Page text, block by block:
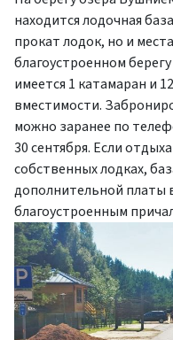
находится лодочная
прокат лодок, но и
благоустроенном
имеется 1 катамаран и
вместимости.
можно заранее по
30 сентября. Если
собственных лодках,
дополнительной платы
благоустроенным